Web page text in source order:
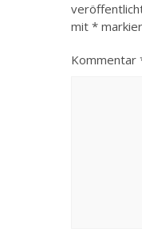
mit *
Kommentar